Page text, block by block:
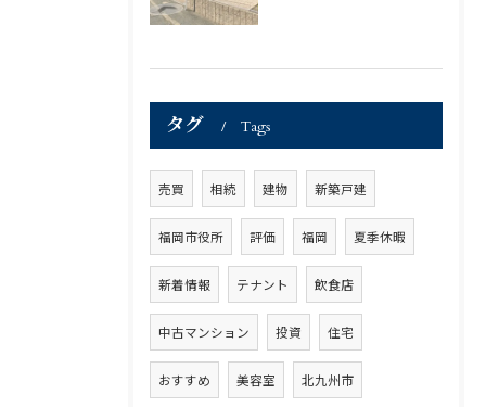
タグ Tags
売買 相続 建物 新築戸建
福岡市役所 評価 福岡 夏季休暇
新着情報 テナント 飲食店
中古マンション 投資 住宅
おすすめ 美容室 北九州市